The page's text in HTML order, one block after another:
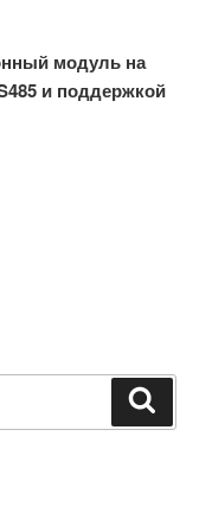
модуль на
и поддержкой